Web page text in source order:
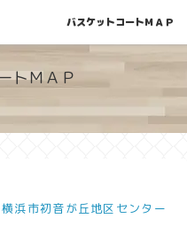
るバスケットコート情報
トＭＡＰ
横浜市初音が丘地区センター
バスケットコートＭＡＰ